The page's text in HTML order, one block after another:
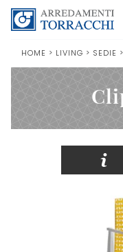
HOME > LIVING > SEDIE >